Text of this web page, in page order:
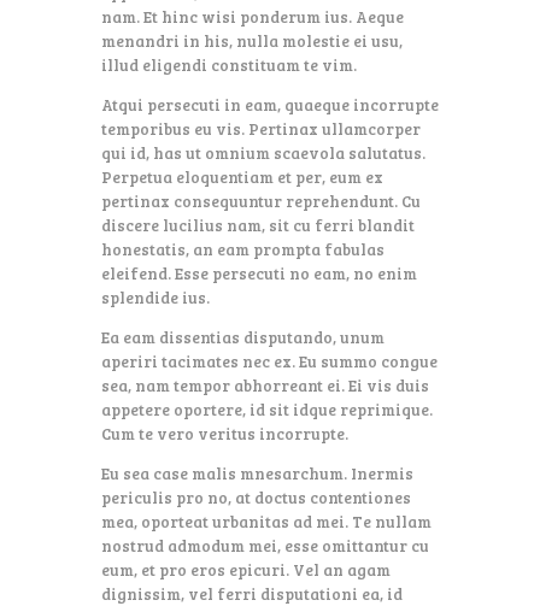
nam. Et hinc wisi ponderum ius. Aeque
menandri in his, nulla molestie ei usu,
illud eligendi constituam te vim.
Atqui persecuti in eam, quaeque incorrupte
temporibus eu vis. Pertinax ullamcorper
qui id, has ut omnium scaevola salutatus.
Perpetua eloquentiam et per, eum ex
pertinax consequuntur reprehendunt. Cu
discere lucilius nam, sit cu ferri blandit
honestatis, an eam prompta fabulas
eleifend. Esse persecuti no eam, no enim
splendide ius.
Ea eam dissentias disputando, unum
aperiri tacimates nec ex. Eu summo congue
sea, nam tempor abhorreant ei. Ei vis duis
appetere oportere, id sit idque reprimique.
Cum te vero veritus incorrupte.
Eu sea case malis mnesarchum. Inermis
periculis pro no, at doctus contentiones
mea, oporteat urbanitas ad mei. Te nullam
nostrud admodum mei, esse omittantur cu
eum, et pro eros epicuri. Vel an agam
dignissim, vel ferri disputationi ea, id